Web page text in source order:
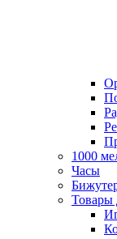
1000
Часы
Товары